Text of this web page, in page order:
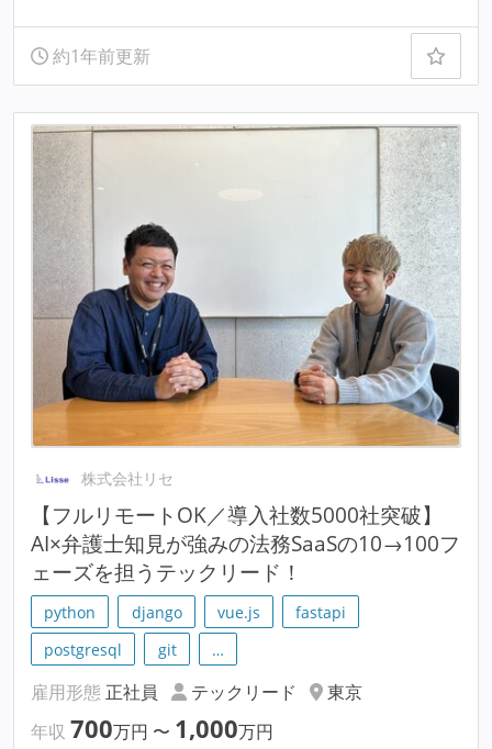
約1年前更新
株式会社リセ
【フルリモートOK／導入社数5000社突破】
AI×弁護士知見が強みの法務SaaSの10→100フ
ェーズを担うテックリード！
python django vue.js
fastapi
postgresql
git …
雇用形態 正社員 テックリード
東京
年収 700万円 〜 1,000万円